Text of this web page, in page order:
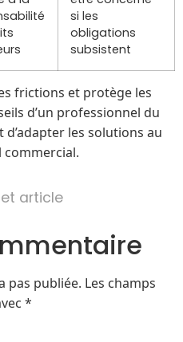
si les
obligations
subsistent
frictions et protège les
d’un professionnel du
les solutions au
commercial.
article
pas publiée. Les champs
*